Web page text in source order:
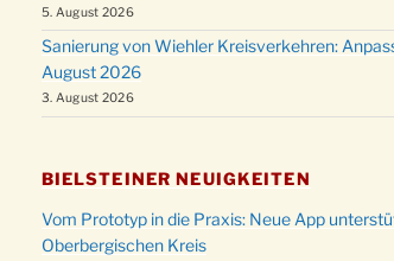
31.12.
um
5. August 2026
Sanierung von Wiehler Kreisverkehren:
August 2026
3. August 2026
BIELSTEINER NEUIGKEITEN
Vom Prototyp in die Praxis: Neue App
Oberbergischen Kreis